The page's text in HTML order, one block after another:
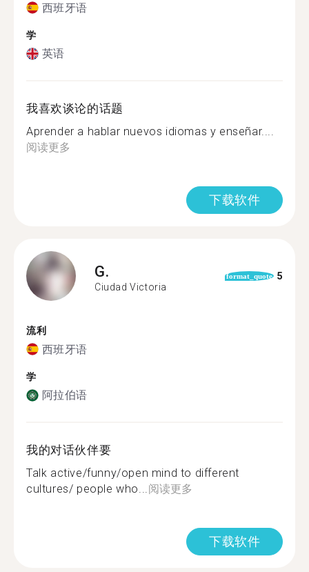
西班牙语
学
英语
我喜欢谈论的话题
Aprender a hablar nuevos idiomas y enseñar....
阅读更多
下载软件
G.
Ciudad Victoria
format_quote 5
流利
西班牙语
学
阿拉伯语
我的对话伙伴要
Talk active/funny/open mind to different
cultures/ people who...阅读更多
下载软件